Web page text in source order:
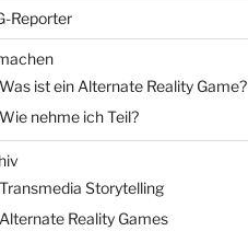
Reporter
Was ist ein Alternate Reality Game?
Wie nehme ich Teil?
Transmedia Storytelling
Alternate Reality Games